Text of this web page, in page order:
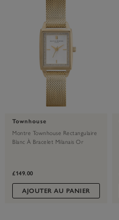
Townhouse
Montre Townhouse Rectangulaire
Blanc À Bracelet Milanais Or
£149.00
AJOUTER AU PANIER